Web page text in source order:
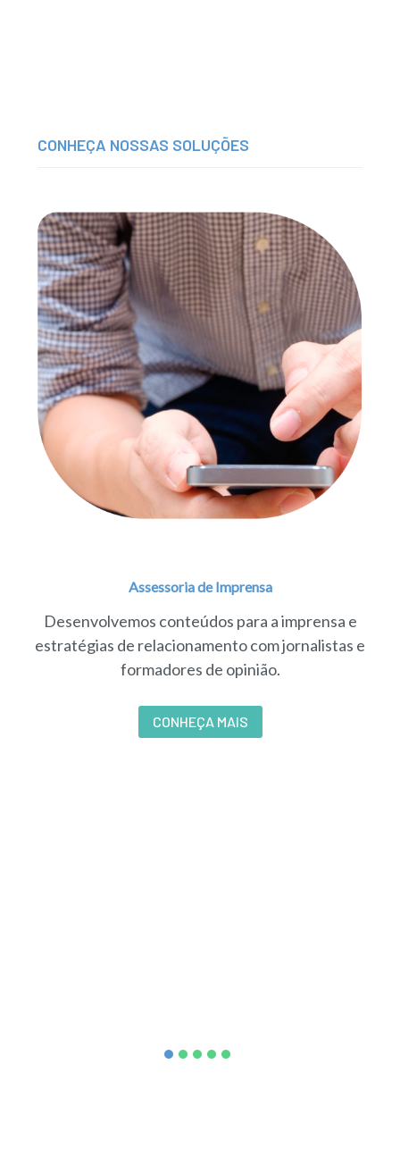
CONHEÇA NOSSAS SOLUÇÕES
Assessoria de Imprensa
Desenvolvemos conteúdos para a imprensa e
estratégias de relacionamento com jornalistas e
formadores de opinião.
CONHEÇA MAIS